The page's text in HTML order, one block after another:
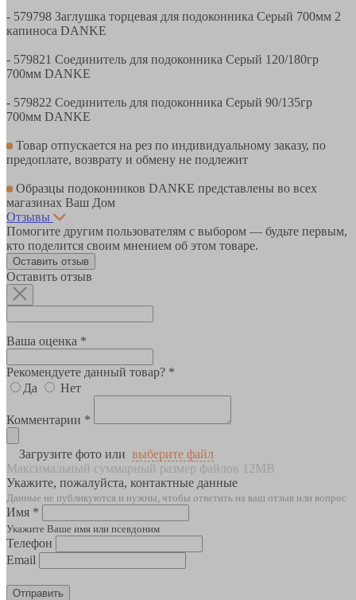
- 579798 Заглушка торцевая для подоконника Серый 700мм 2
капиноса DANKE
- 579821 Соединитель для подоконника Серый 120/180гр
700мм DANKE
- 579822 Соединитель для подоконника Серый 90/135гр
700мм DANKE
Товар отпускается на рез по индивидуальному заказу, по
предоплате, возврату и обмену не подлежит
Образцы подоконников DANKE представлены во всех
магазинах Ваш Дом
Отзывы
Помогите другим пользователям с выбором — будьте первым,
кто поделится своим мнением об этом товаре.
Оставить отзыв
Оставить отзыв
Ваша оценка *
Рекомендуете данный товар? *
Да
Нет
Комментарии *
Загрузите фото или выберите файл
Максимальный суммарный размер файлов 12MB
Укажите, пожалуйста, контактные данные
Данные не публикуются и нужны, чтобы ответить на ваш отзыв или вопрос
Имя *
Укажите Ваше имя или псевдоним
Телефон
Email
Отправить